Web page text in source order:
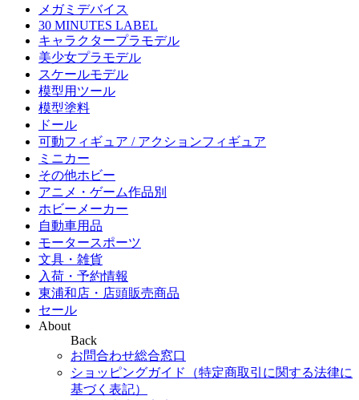
メガミデバイス
30 MINUTES LABEL
キャラクタープラモデル
美少女プラモデル
スケールモデル
模型用ツール
模型塗料
ドール
可動フィギュア / アクションフィギュア
ミニカー
その他ホビー
アニメ・ゲーム作品別
ホビーメーカー
自動車用品
モータースポーツ
文具・雑貨
入荷・予約情報
東浦和店・店頭販売商品
セール
About
Back
お問合わせ総合窓口
ショッピングガイド（特定商取引に関する法律に
基づく表記）